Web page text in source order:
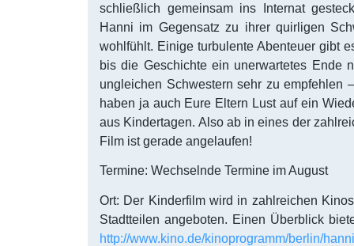
schließlich gemeinsam ins Internat
Hanni im Gegensatz zu ihrer quirligen
wohlfühlt. Einige turbulente Abenteuer gibt
bis die Geschichte ein unerwartetes Ende
ungleichen Schwestern sehr zu empfehlen
haben ja auch Eure Eltern Lust auf ein
aus Kindertagen. Also ab in eines der
Film ist gerade angelaufen!
Termine: Wechselnde Termine im August
Ort: Der Kinderfilm wird in zahlreichen
Stadtteilen angeboten. Einen Überblick
http://www.kino.de/kinoprogramm/berlin/